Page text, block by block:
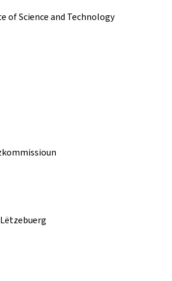
of Science and Technology